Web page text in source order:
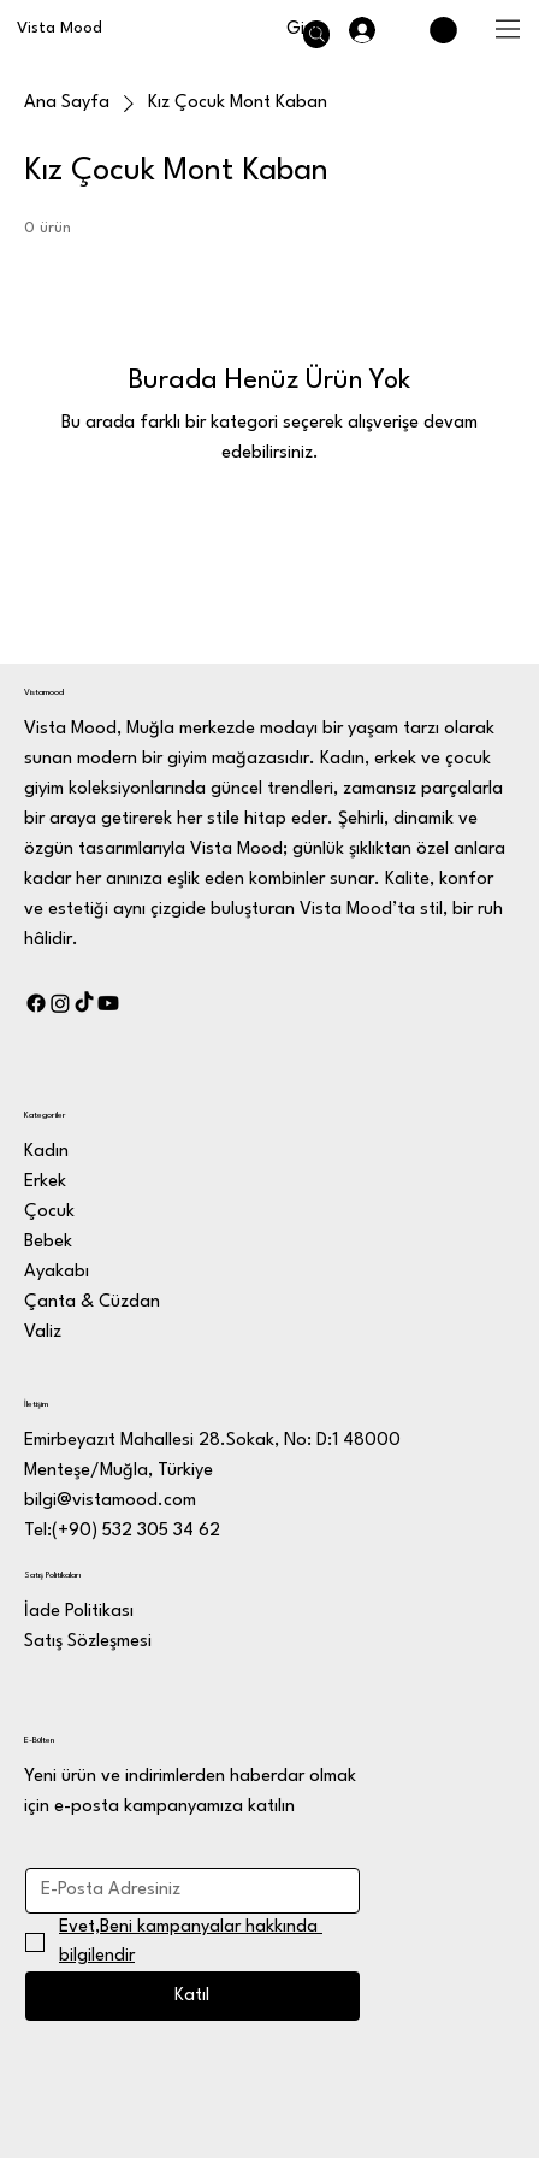
Vista Mood Giriş
Ana Sayfa Kız Çocuk Mont Kaban
Kız Çocuk Mont Kaban
0 ürün
Burada Henüz Ürün Yok
Bu arada farklı bir kategori seçerek alışverişe devam
edebilirsiniz.
Vistamood
Vista Mood, Muğla merkezde modayı bir yaşam tarzı olarak
sunan modern bir giyim mağazasıdır. Kadın, erkek ve çocuk
giyim koleksiyonlarında güncel trendleri, zamansız parçalarla
bir araya getirerek her stile hitap eder. Şehirli, dinamik ve
özgün tasarımlarıyla Vista Mood; günlük şıklıktan özel anlara
kadar her anınıza eşlik eden kombinler sunar. Kalite, konfor
ve estetiği aynı çizgide buluşturan Vista Mood’ta stil, bir ruh
hâlidir.
Kategoriler
Kadın
Erkek
Çocuk
Bebek
Ayakabı
Çanta & Cüzdan
Valiz
İletişim
Emirbeyazıt Mahallesi 28.Sokak, No: D:1 48000
Menteşe/Muğla, Türkiye
bilgi@vistamood.com
Tel:(+90) 532 305 34 62
Satış Politikaları
İade Politikası
Satış Sözleşmesi
E-Bülten
Yeni ürün ve indirimlerden haberdar olmak
için e-posta kampanyamıza katılın
Evet,Beni kampanyalar hakkında
bilgilendir
Katıl